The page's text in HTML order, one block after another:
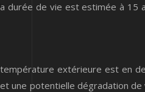
durée de vie est estimée à 15
extérieure est en
une potentielle dégradation